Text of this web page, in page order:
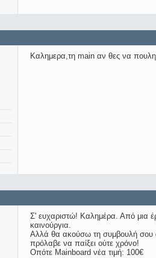
Kαλημερα,τη main αν θες να
Σ' ευχαριστώ! Καλημέρα. Από μια
καινούργια.
Αλλά θα ακούσω τη συμβουλή σου
πρόλαβε να παίξει ούτε χρόνο!
Οπότε Mainboard νέα τιμή: 100€